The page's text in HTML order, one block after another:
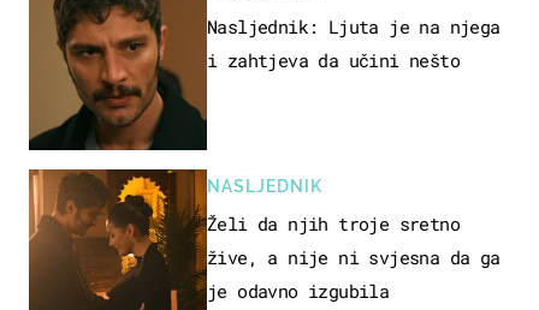
Nasljednik: Ljuta je na njega
i zahtjeva da učini nešto
NASLJEDNIK
Želi da njih troje sretno
žive, a nije ni svjesna da ga
je odavno izgubila